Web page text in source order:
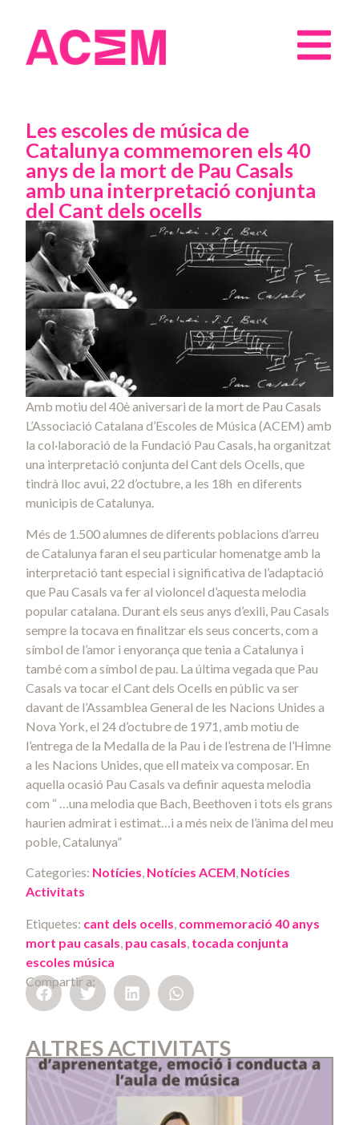
Les escoles de música de
Catalunya commemoren els 40
anys de la mort de Pau Casals
amb una interpretació conjunta
del Cant dels ocells
Amb motiu del 40è aniversari de la mort de Pau Casals
L’Associació Catalana d’Escoles de Música (ACEM) amb
la col·laboració de la Fundació Pau Casals, ha organitzat
una interpretació conjunta del Cant dels Ocells, que
tindrà lloc avui, 22 d’octubre, a les 18h en diferents
municipis de Catalunya.
Més de 1.500 alumnes de diferents poblacions d’arreu
de Catalunya faran el seu particular homenatge amb la
interpretació tant especial i significativa de l’adaptació
que Pau Casals va fer al violoncel d’aquesta melodia
popular catalana. Durant els seus anys d’exili, Pau Casals
sempre la tocava en finalitzar els seus concerts, com a
símbol de l’amor i enyorança que tenia a Catalunya i
també com a símbol de pau. La última vegada que Pau
Casals va tocar el Cant dels Ocells en públic va ser
davant de l’Assamblea General de les Nacions Unides a
Nova York, el 24 d’octubre de 1971, amb motiu de
l’entrega de la Medalla de la Pau i de l’estrena de l’Himne
a les Nacions Unides, que ell mateix va composar. En
aquella ocasió Pau Casals va definir aquesta melodia
com “ …una melodia que Bach, Beethoven i tots els grans
haurien admirat i estimat…i a més neix de l’ànima del meu
poble, Catalunya”
Categories: Notícies, Notícies ACEM, Notícies
Activitats
Etiquetes: cant dels ocells, commemoració 40 anys
mort pau casals, pau casals, tocada conjunta
escoles música
Compartir a:
ALTRES ACTIVITATS